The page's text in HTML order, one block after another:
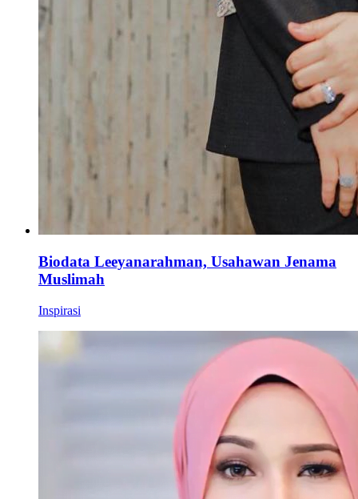
Biodata Leeyanarahman, Usahawan Jenama
Muslimah
Inspirasi